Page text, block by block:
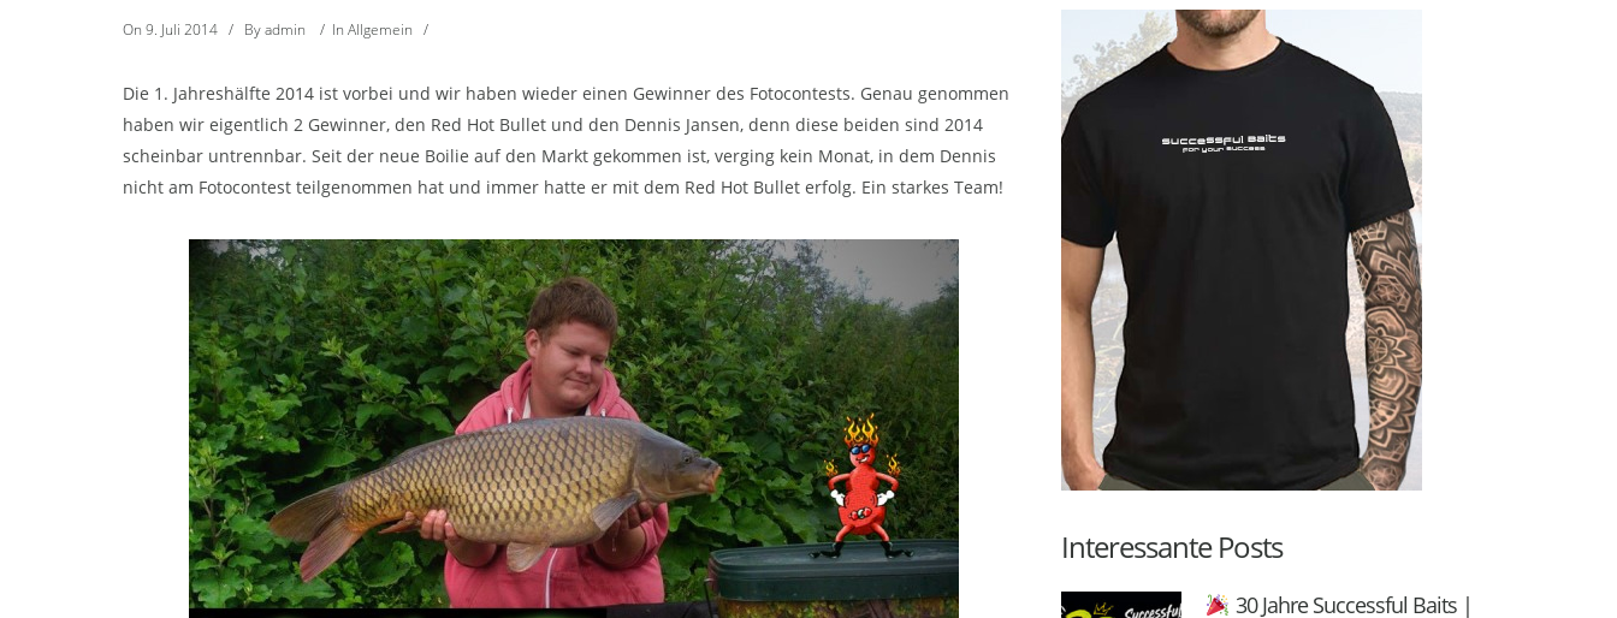
On 9. Juli 2014 / Byadmin / In Allgemein /
Die 1. Jahreshälfte 2014 ist vorbei und wir haben wieder einen Gewinner des Fotocontests. Genau genommen
haben wir eigentlich 2 Gewinner, den Red Hot Bullet und den Dennis Jansen, denn diese beiden sind 2014
scheinbar untrennbar. Seit der neue Boilie auf den Markt gekommen ist, verging kein Monat, in dem Dennis
nicht am Fotocontest teilgenommen hat und immer hatte er mit dem Red Hot Bullet erfolg. Ein starkes Team!
Interessante Posts
30 Jahre Successful Baits |